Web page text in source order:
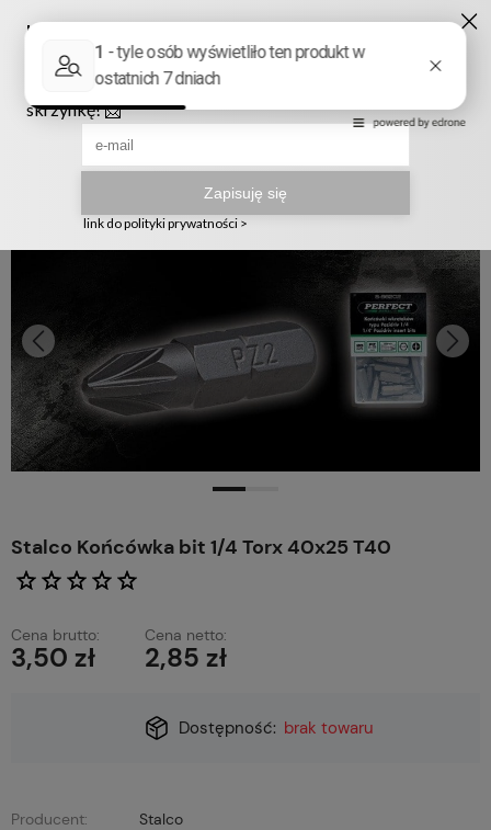
Ruszyła nowa szata graficzna naszego sklepu! ❤️
222905958
Elektronarzędzia i akcesoria Wkrętarki wiertarki młoty
Stalco Końcówka bit 1/4 Torx 40x25 T40
Cena brutto:
3,50 zł
Cena netto:
2,85 zł
Dostępność: brak towaru
Producent:
Stalco